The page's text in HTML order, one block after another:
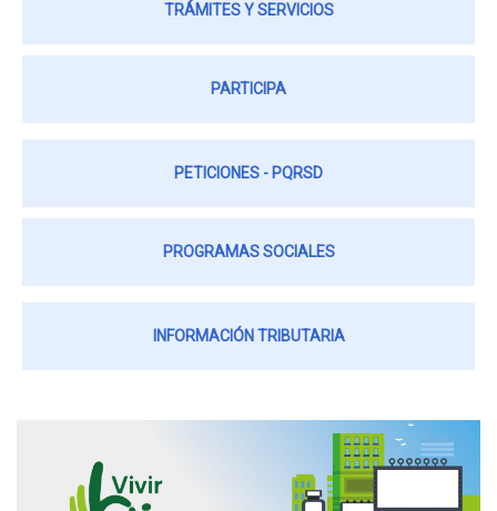
TRÁMITES Y SERVICIOS
PARTICIPA
PETICIONES - PQRSD
PROGRAMAS SOCIALES
INFORMACIÓN TRIBUTARIA